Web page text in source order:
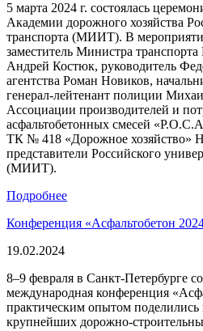
5 марта 2024 г. состоялась
Академии дорожного хозяйства
транспорта (МИИТ). В
заместитель Министра
Андрей Костюк, руководитель
агентства Роман Новиков,
генерал-лейтенант полиции
Ассоциации производителей и
асфальтобетонных смесей
ТК № 418 «Дорожное хозяйство»
представители Российского
(МИИТ).
Подробнее
Конференция «Асфальтобетон
19.02.2024
8‒9 февраля в Санкт-Петербурге
международная конференция
практическим опытом поделились
крупнейших дорожно-